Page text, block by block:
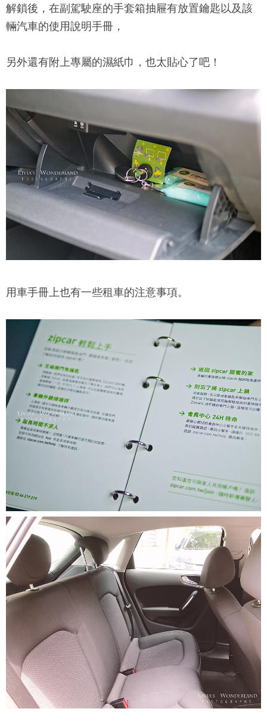
解鎖後，在副駕駛座的手套箱抽屜有放置鑰匙以及該
輛汽車的使用說明手冊，
另外還有附上專屬的濕紙巾，也太貼心了吧！
用車手冊上也有一些租車的注意事項。